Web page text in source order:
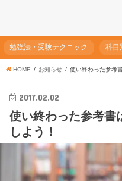
勉強法・受験テクニック 科目
HOME お知らせ 使い終わった参考
2017.02.02
使い終わった参考書
しよう！